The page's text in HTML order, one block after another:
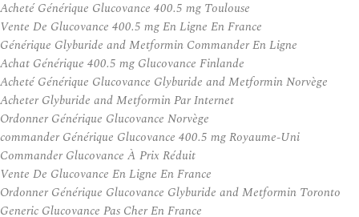
Acheté Générique Glucovance 400.5 mg Toulouse
Vente De Glucovance 400.5 mg En Ligne En France
Générique Glyburide and Metformin Commander En Ligne
Achat Générique 400.5 mg Glucovance Finlande
Acheté Générique Glucovance Glyburide and Metformin Norvège
Acheter Glyburide and Metformin Par Internet
Ordonner Générique Glucovance Norvège
commander Générique Glucovance 400.5 mg Royaume-Uni
Commander Glucovance À Prix Réduit
Vente De Glucovance En Ligne En France
Ordonner Générique Glucovance Glyburide and Metformin Toronto
Generic Glucovance Pas Cher En France